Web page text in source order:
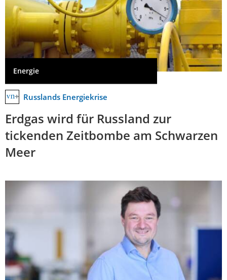
Energie
Russlands Energiekrise
Erdgas wird für Russland zur
tickenden Zeitbombe am Schwarzen
Meer